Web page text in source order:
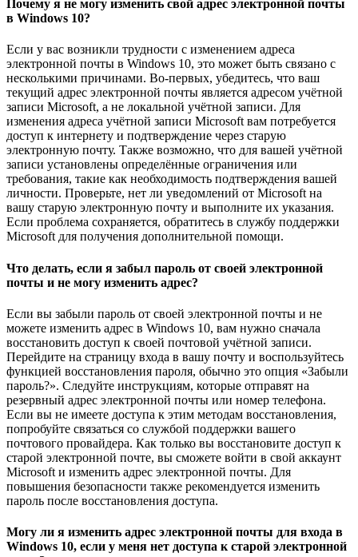
Почему я не могу изменить свой адрес электронной почты
в Windows 10?
Если у вас возникли трудности с изменением адреса
электронной почты в Windows 10, это может быть связано с
несколькими причинами. Во-первых, убедитесь, что ваш
текущий адрес электронной почты является адресом учётной
записи Microsoft, а не локальной учётной записи. Для
изменения адреса учётной записи Microsoft вам потребуется
доступ к интернету и подтверждение через старую
электронную почту. Также возможно, что для вашей учётной
записи установлены определённые ограничения или
требования, такие как необходимость подтверждения вашей
личности. Проверьте, нет ли уведомлений от Microsoft на
вашу старую электронную почту и выполните их указания.
Если проблема сохраняется, обратитесь в службу поддержки
Microsoft для получения дополнительной помощи.
Что делать, если я забыл пароль от своей электронной
почты и не могу изменить адрес?
Если вы забыли пароль от своей электронной почты и не
можете изменить адрес в Windows 10, вам нужно сначала
восстановить доступ к своей почтовой учётной записи.
Перейдите на страницу входа в вашу почту и воспользуйтесь
функцией восстановления пароля, обычно это опция «Забыли
пароль?». Следуйте инструкциям, которые отправят на
резервный адрес электронной почты или номер телефона.
Если вы не имеете доступа к этим методам восстановления,
попробуйте связаться со службой поддержки вашего
почтового провайдера. Как только вы восстановите доступ к
старой электронной почте, вы сможете войти в свой аккаунт
Microsoft и изменить адрес электронной почты. Для
повышения безопасности также рекомендуется изменить
пароль после восстановления доступа.
Могу ли я изменить адрес электронной почты для входа в
Windows 10, если у меня нет доступа к старой электронной